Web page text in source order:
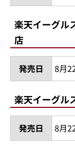
楽天イーグ
店
発売日 8月
楽天イーグ
発売日 8月